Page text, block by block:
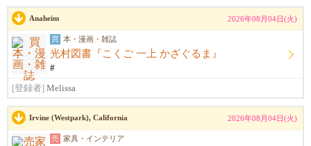
Anaheim 2026年08月04日(火)
買 本・漫画・雑誌
光村図書『こくご 一上 かざぐるま』
#
[登録者] Melissa
Irvine (Westpark), California 2026年08月04日(火)
売 家具・インテリア